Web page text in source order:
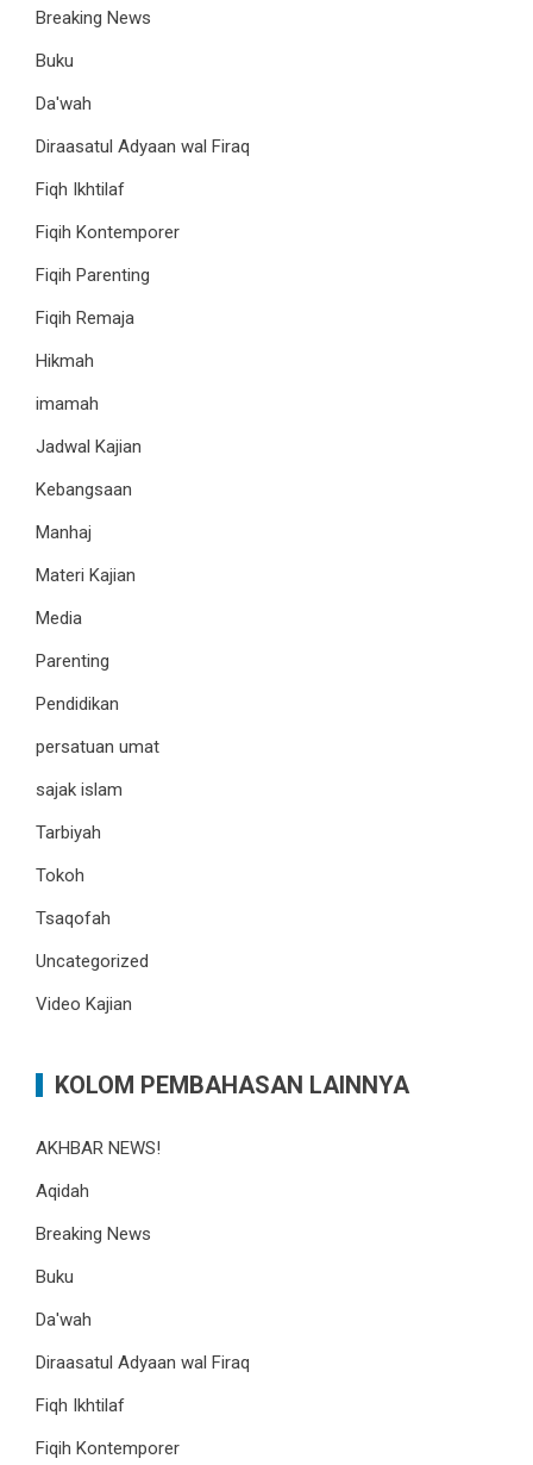
Breaking News
Buku
Da'wah
Diraasatul Adyaan wal Firaq
Fiqh Ikhtilaf
Fiqih Kontemporer
Fiqih Parenting
Fiqih Remaja
Hikmah
imamah
Jadwal Kajian
Kebangsaan
Manhaj
Materi Kajian
Media
Parenting
Pendidikan
persatuan umat
sajak islam
Tarbiyah
Tokoh
Tsaqofah
Uncategorized
Video Kajian
KOLOM PEMBAHASAN LAINNYA
AKHBAR NEWS!
Aqidah
Breaking News
Buku
Da'wah
Diraasatul Adyaan wal Firaq
Fiqh Ikhtilaf
Fiqih Kontemporer